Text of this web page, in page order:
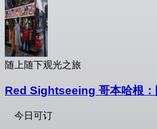
随上随下观光之旅
Red Sightseeing 哥本哈根
今日可订